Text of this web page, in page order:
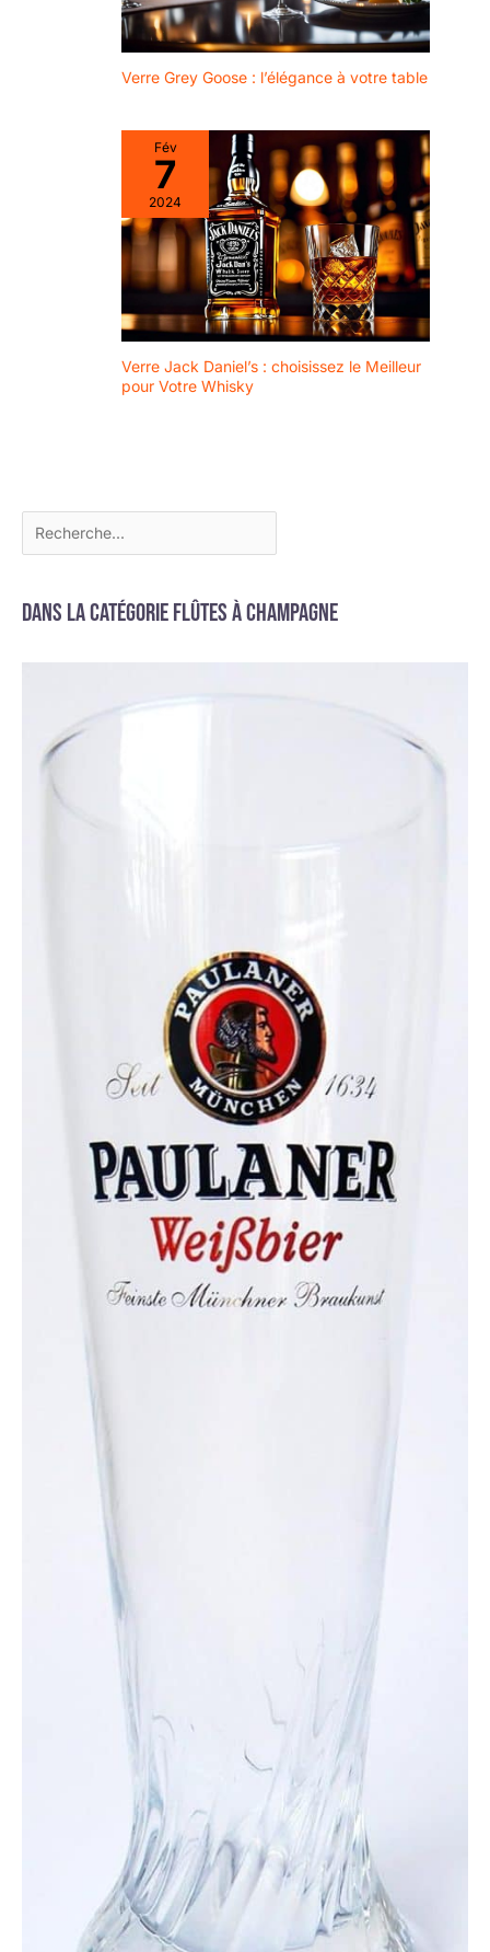
Verre Grey Goose : l’élégance à votre table
Fév
7
2024
Verre Jack Daniel’s : choisissez le Meilleur
pour Votre Whisky
Dans la catégorie Flûtes à champagne